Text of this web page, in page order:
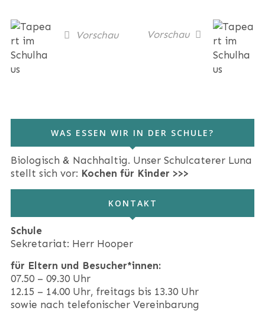
Vorschau Vorschau
WAS ESSEN WIR IN DER SCHULE?
Biologisch & Nachhaltig. Unser Schulcaterer Luna
stellt sich vor: Kochen für Kinder >>>
KONTAKT
Schule
Sekretariat: Herr Hooper
für Eltern und Besucher*innen:
07.50 – 09.30 Uhr
12.15 – 14.00 Uhr, freitags bis 13.30 Uhr
sowie nach telefonischer Vereinbarung